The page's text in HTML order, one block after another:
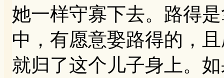
她一样守寡下去。路得
中，有愿意娶路得的，
就归了这个儿子身上。